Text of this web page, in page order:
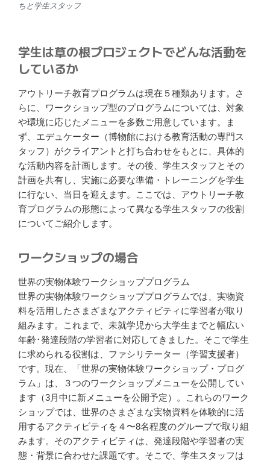
ちと学生スタッフ
学生は草の根プロジェクトでどんな活動を
しているか
アウトリーチ教育プログラムは現在５種類あります。さ
らに、ワークショップ型のプログラムについては、対象
や環境に応じたメニューを多数ご用意しています。ま
ず、エデュケーター（博物館における教育活動の専門ス
タッフ）がクライアントと打ち合わせをもとに、具体的
な活動内容を計画します。その後、学生スタッフとその
計画を共有し、実施に必要な準備・トレーニングを学生
に行ない、当日を迎えます。ここでは、アウトリーチ教
育プログラムの形態によって異なる学生スタッフの役割
についてご紹介します。
ワークショップの場合
世界の実物体験ワークショッププログラム
世界の実物体験ワークショッププログラムでは、実物資
料を活用したさまざまなアクティビティに学習者が取り
組みます。これまで、未就学児から大学生までと幅広い
年齢･発達段階の学習者に対応してきました。そこで学生
に求められる役割は、ファシリテーター（学習支援者）
です。現在、「世界の実物体験ワークショップ・プログ
ラム」は、３つのワークショップメニューを公開してい
ます（3月中に新メニューを公開予定）。これらのワーク
ショップでは、世界のさまざまな実物資料を体験的に活
用するアクティビティを４〜8名程度のグループで取り組
みます。そのアクティビティは、発達段階や学習者の実
態・背景に合わせた課題です。そこで、学生スタッフは